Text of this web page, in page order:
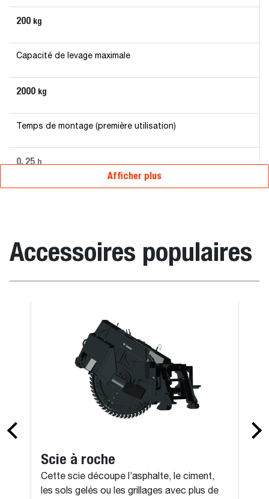
200 kg
Capacité de levage maximale
2000 kg
Temps de montage (première utilisation)
0. 25 h
Afficher plus
Accessoires populaires
Scie à roche
Cette scie découpe l’asphalte, le ciment,
les sols gelés ou les grillages avec plus de